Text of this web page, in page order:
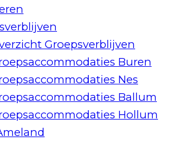
Groepsverblijven
Buren
Nes
Ballum
Hollum